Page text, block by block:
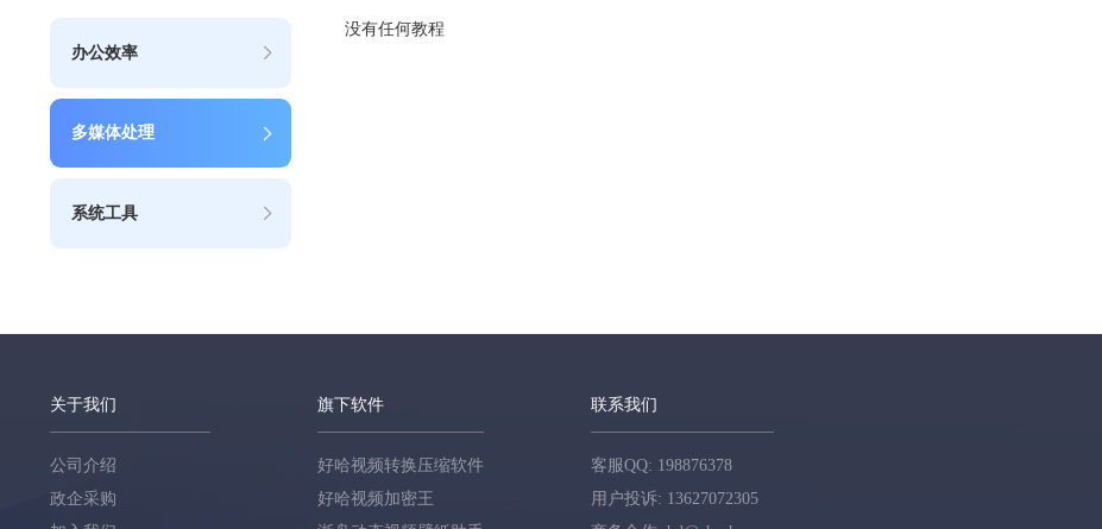
办公效率
多媒体处理
系统工具
没有任何教程
关于我们
公司介绍
政企采购
旗下软件
好哈视频转换压缩软件
好哈视频加密王
联系我们
客服QQ: 198876378
用户投诉: 13627072305